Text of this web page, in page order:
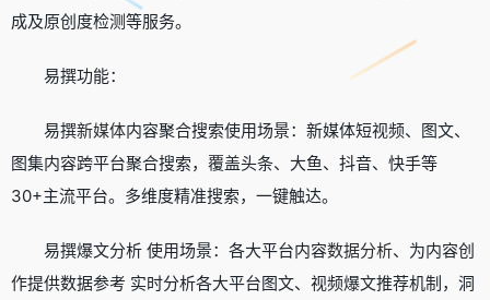
成及原创度检测等服务。
易撰功能：
易撰新媒体内容聚合搜索使用场景：新媒体短视频、图文、
图集内容跨平台聚合搜索，覆盖头条、大鱼、抖音、快手等
30+主流平台。多维度精准搜索，一键触达。
易撰爆文分析 使用场景：各大平台内容数据分析、为内容创
作提供数据参考 实时分析各大平台图文、视频爆文推荐机制，洞